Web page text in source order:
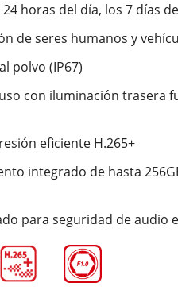
horas del día, los 7 días
de seres humanos y
polvo (IP67)
con iluminación trasera
eficiente H.265+
integrado de hasta
para seguridad de audio